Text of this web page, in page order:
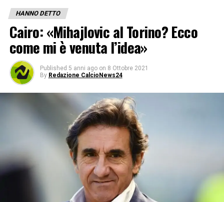
HANNO DETTO
Cairo: «Mihajlovic al Torino? Ecco
come mi è venuta l’idea»
Published 5 anni ago on 8 Ottobre 2021
By Redazione CalcioNews24